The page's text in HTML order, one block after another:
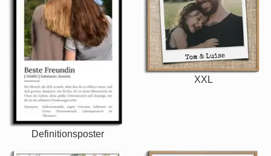
Definitionsposter
XXL